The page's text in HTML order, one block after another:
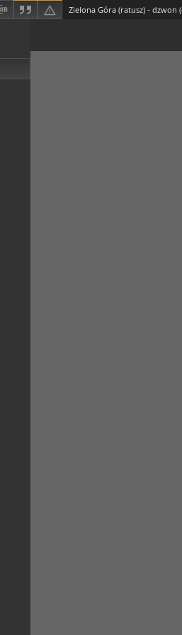
Zielona Góra (ratusz) - dzwon